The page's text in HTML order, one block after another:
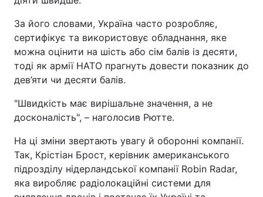
За його словами, Україна часто розробляє,
сертифікує та використовує обладнання, яке
можна оцінити на шість або сім балів із десяти,
тоді як армії НАТО прагнуть довести показник до
дев’яти чи десяти балів.
"Швидкість має вирішальне значення, а не
досконалість", – наголосив Рютте.
На ці зміни звертають увагу й оборонні компанії.
Так, Крістіан Брост, керівник американського
підрозділу нідерландської компанії Robin Radar,
яка виробляє радіолокаційні системи для